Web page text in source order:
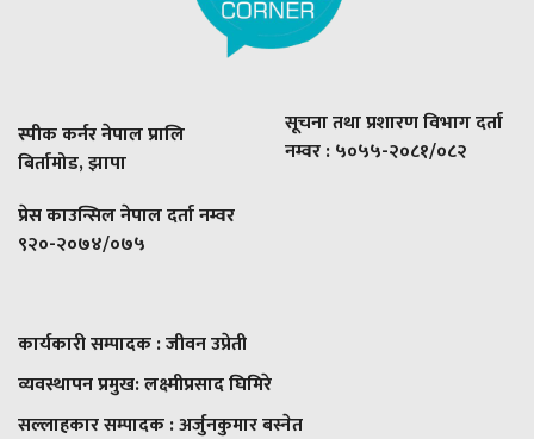
स्पीक कर्नर नेपाल प्रालि
बिर्तामोड, झापा
प्रेस काउन्सिल नेपाल दर्ता नम्वर
९२०-२०७४/०७५
सूचना तथा प्रशारण विभाग दर्ता
नम्वर : ५०५५-२०८१/०८२
कार्यकारी सम्पादक : जीवन उप्रेती
व्यवस्थापन प्रमुख:लक्ष्मीप्रसाद घिमिरे
सल्लाहकार सम्पादक : अर्जुनकुमार बस्नेत